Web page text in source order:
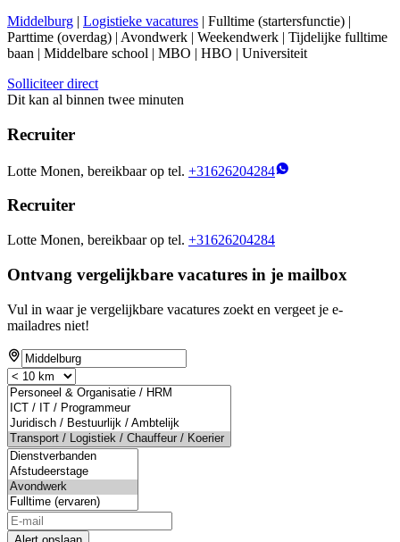
Middelburg | Logistieke vacatures | Fulltime (startersfunctie) |
Parttime (overdag) | Avondwerk | Weekendwerk | Tijdelijke fulltime
baan | Middelbare school | MBO | HBO | Universiteit
Solliciteer direct
Dit kan al binnen twee minuten
Recruiter
Lotte Monen, bereikbaar op tel. +31626204284
Recruiter
Lotte Monen, bereikbaar op tel. +31626204284
Ontvang vergelijkbare vacatures in je mailbox
Vul in waar je vergelijkbare vacatures zoekt en vergeet je e-
mailadres niet!